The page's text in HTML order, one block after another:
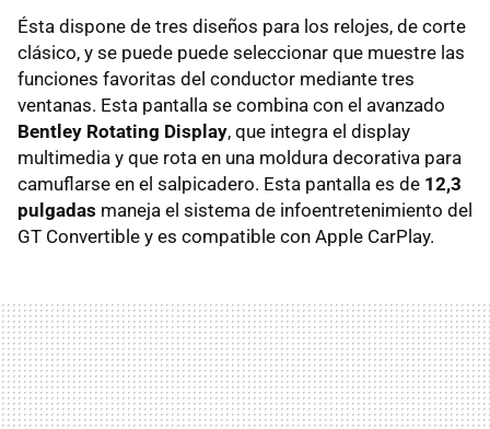
Ésta dispone de tres diseños para los relojes, de corte
clásico, y se puede puede seleccionar que muestre las
funciones favoritas del conductor mediante tres
ventanas. Esta pantalla se combina con el avanzado
Bentley Rotating Display, que integra el display
multimedia y que rota en una moldura decorativa para
camuflarse en el salpicadero. Esta pantalla es de 12,3
pulgadas maneja el sistema de infoentretenimiento del
GT Convertible y es compatible con Apple CarPlay.